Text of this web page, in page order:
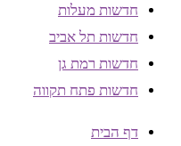
חדשות מעלות
חדשות תל אביב
חדשות רמת גן
חדשות פתח תקווה
דף הבית